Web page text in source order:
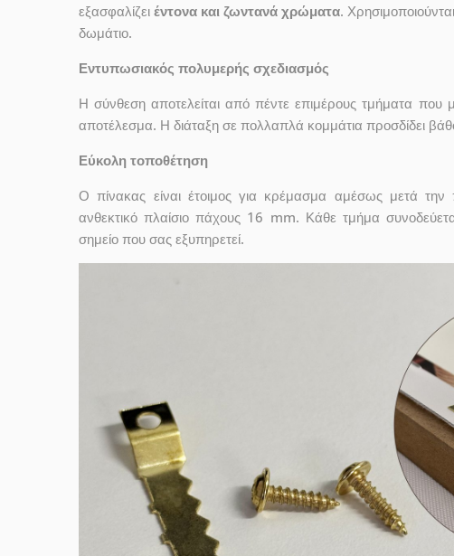
εξασφαλίζει έντονα και ζωντανά χρώματα.
δωμάτιο.
Εντυπωσιακός πολυμερής σχεδιασμός
Η σύνθεση αποτελείται από πέντε επιμέρους τμήματα που
αποτέλεσμα. Η διάταξη σε πολλαπλά κομμάτια προσδίδει
Εύκολη τοποθέτηση
Ο πίνακας είναι έτοιμος για κρέμασμα αμέσως μετά
ανθεκτικό πλαίσιο πάχους 16 mm. Κάθε τμήμα
σημείο που σας εξυπηρετεί.